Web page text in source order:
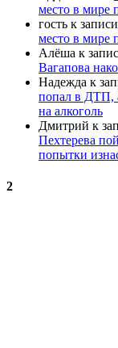
место в мире
гость к записи
место в мире
Алёша к
Вагапова
Надежда к
попал в ДТП,
на алкоголь
Дмитрий к
Пехтерева
попытки
2